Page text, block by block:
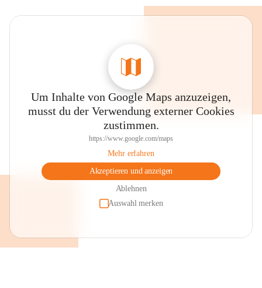
Um Inhalte von Google Maps anzuzeigen,
musst du der Verwendung externer Cookies
zustimmen.
https://www.google.com/maps
Mehr erfahren
Akzeptieren und anzeigen
Ablehnen
Auswahl merken